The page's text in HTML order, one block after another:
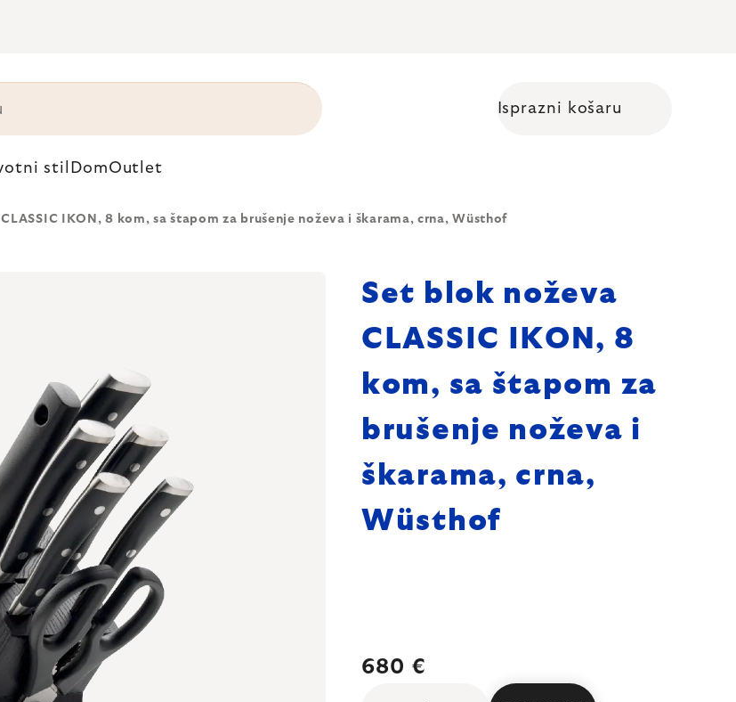
Isprazni košaru
stil DomOutlet
IKON, 8 kom, sa štapom za brušenje noževa i škarama, crna, Wüsthof
Set blok noževa
CLASSIC IKON, 8
kom, sa štapom za
brušenje noževa i
škarama, crna,
Wüsthof
680 €